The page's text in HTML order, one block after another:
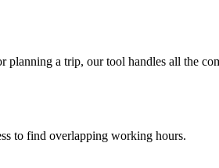
a trip, our tool handles all the
to find overlapping working hours.